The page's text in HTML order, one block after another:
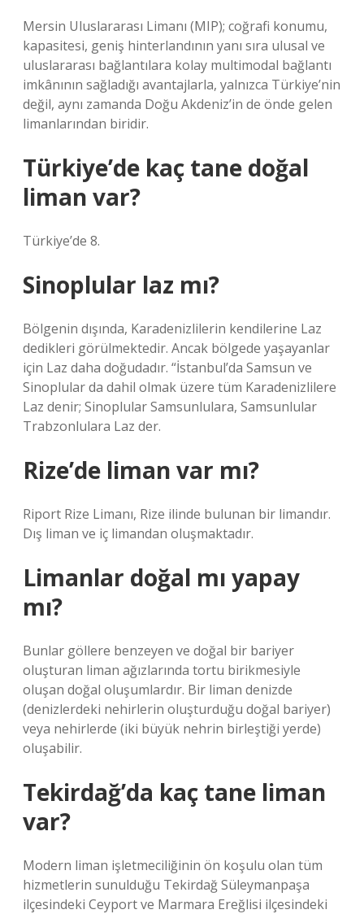
Mersin Uluslararası Limanı (MIP); coğrafi konumu,
kapasitesi, geniş hinterlandının yanı sıra ulusal ve
uluslararası bağlantılara kolay multimodal bağlantı
imkânının sağladığı avantajlarla, yalnızca Türkiye’nin
değil, aynı zamanda Doğu Akdeniz’in de önde gelen
limanlarından biridir.
Türkiye’de kaç tane doğal
liman var?
Türkiye’de 8.
Sinoplular laz mı?
Bölgenin dışında, Karadenizlilerin kendilerine Laz
dedikleri görülmektedir. Ancak bölgede yaşayanlar
için Laz daha doğudadır. “İstanbul’da Samsun ve
Sinoplular da dahil olmak üzere tüm Karadenizlilere
Laz denir; Sinoplular Samsunlulara, Samsunlular
Trabzonlulara Laz der.
Rize’de liman var mı?
Riport Rize Limanı, Rize ilinde bulunan bir limandır.
Dış liman ve iç limandan oluşmaktadır.
Limanlar doğal mı yapay
mı?
Bunlar göllere benzeyen ve doğal bir bariyer
oluşturan liman ağızlarında tortu birikmesiyle
oluşan doğal oluşumlardır. Bir liman denizde
(denizlerdeki nehirlerin oluşturduğu doğal bariyer)
veya nehirlerde (iki büyük nehrin birleştiği yerde)
oluşabilir.
Tekirdağ’da kaç tane liman
var?
Modern liman işletmeciliğinin ön koşulu olan tüm
hizmetlerin sunulduğu Tekirdağ Süleymanpaşa
ilçesindeki Ceyport ve Marmara Ereğlisi ilçesindeki